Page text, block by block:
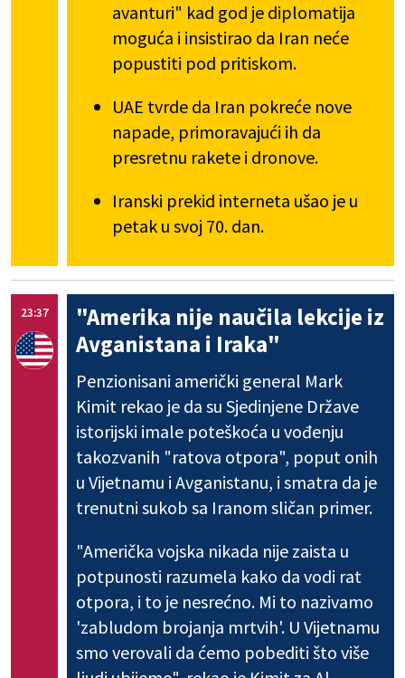
avanturi" kad god je diplomatija
moguća i insistirao da Iran neće
popustiti pod pritiskom.
UAE tvrde da Iran pokreće nove
napade, primoravajući ih da
presretnu rakete i dronove.
Iranski prekid interneta ušao je u
petak u svoj 70. dan.
23:37
"Amerika nije naučila lekcije iz
Avganistana i Iraka"
Penzionisani američki general Mark
Kimit rekao je da su Sjedinjene Države
istorijski imale poteškoća u vođenju
takozvanih "ratova otpora", poput onih
u Vijetnamu i Avganistanu, i smatra da je
trenutni sukob sa Iranom sličan primer.
"Američka vojska nikada nije zaista u
potpunosti razumela kako da vodi rat
otpora, i to je nesrećno. Mi to nazivamo
'zabludom brojanja mrtvih'. U Vijetnamu
smo verovali da ćemo pobediti što više